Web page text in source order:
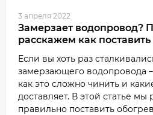
3 апреля 2022
Замерзает водопровод?
расскажем как поставить
Если вы хоть раз
замерзающего водопровода
как это сложно чинить и
доставляет. В этой статье мы
правильно поставить